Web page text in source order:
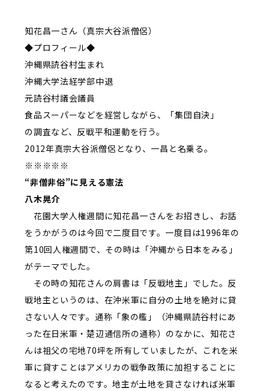
知花昌一さん（真宗大谷派僧侶）
◆プロフィール◆
沖縄県読谷村生まれ
沖縄大学法経学部中退
元読谷村議会議員
食品スーパーなどを経営しながら、「集団自決」
の調査など、反戦平和運動を行う。
2012年真宗大谷派僧侶となり、一昌と名乗る。
※※※※※
“非僧非俗”に見える憲法
八木晃介
花園大学人権週間に知花昌一さんをお招きし、お話
をうかがうのは今回で二度目です。一度目は1996年の
第10回人権週間で、その時は「沖縄から日本をみる」
がテーマでした。
その時の知花さんの肩書は「反戦地主」でした。反
戦地主というのは、在沖米軍に自分の土地を絶対に貸
さない人々です。通称「象の檻」（沖縄県読谷村にあ
った在日米軍・楚辺通信所の通称）のなかに、知花さ
んは祖父の宅地70坪を所有していましたが、これを米
軍に貸すことはアメリカの戦争政策に加担することに
なると考えたのです。地主が土地を貸さなければ米軍